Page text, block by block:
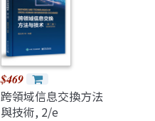
$469
跨領域信息交換方法
與技術, 2/e